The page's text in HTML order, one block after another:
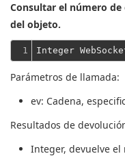
Consultar el número
del objeto.
1 Integer
Parámetros de llamada:
ev: Cadena,
Resultados de
Integer, devuelve el